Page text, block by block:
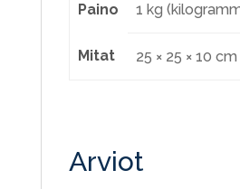
Paino 1 kg
Mitat 25 × 25 × 10
Arviot